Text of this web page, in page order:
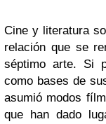
Cine y literatura
relación que se
séptimo arte. Si
como bases de
asumió modos
que han dado